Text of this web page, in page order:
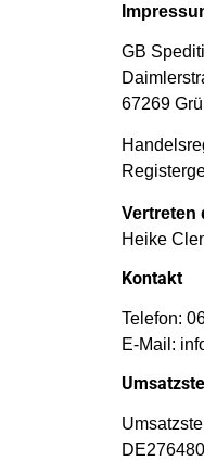
GB
67269
Vertreten
Heike
Kontakt
Telefon:
E-Mail: